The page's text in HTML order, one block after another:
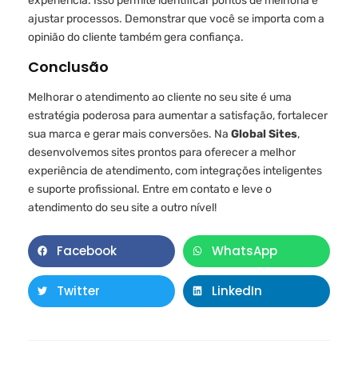
ajustar processos. Demonstrar que você se importa com a
opinião do cliente também gera confiança.
Conclusão
Melhorar o atendimento ao cliente no seu site é uma
estratégia poderosa para aumentar a satisfação, fortalecer
sua marca e gerar mais conversões. Na Global Sites,
desenvolvemos sites prontos para oferecer a melhor
experiência de atendimento, com integrações inteligentes
e suporte profissional. Entre em contato e leve o
atendimento do seu site a outro nível!
Facebook WhatsApp
Twitter LinkedIn